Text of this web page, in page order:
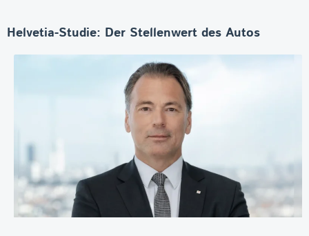
Helvetia-Studie: Der Stellenwert des Autos